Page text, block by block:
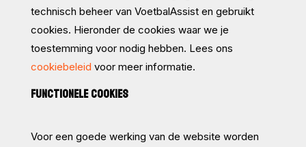
technisch beheer van VoetbalAssist en gebruikt
cookies. Hieronder de cookies waar we je
toestemming voor nodig hebben. Lees ons
cookiebeleid voor meer informatie.
FUNCTIONELE COOKIES
Voor een goede werking van de website worden